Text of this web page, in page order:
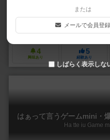
米光 一成（Kazunari Yonemitsu
未登録
アイピーフォー（IP4）
4
興味あり
5
経験あり
はぁって言うゲームmini・
Ha tte iu Game
または
メールで会員登録
しばらく表示しな